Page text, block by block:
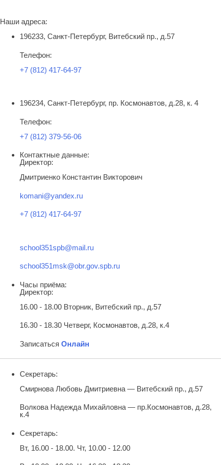
Наши адреса:
196233, Санкт-Петербург, Витебский пр., д.57
Телефон:
+7 (812) 417-64-97
196234, Санкт-Петербург, пр. Космонавтов, д.28, к. 4
Телефон:
+7 (812) 379-56-06
Контактные данные:
Директор:
Дмитриенко Константин Викторович
komani@yandex.ru
+7 (812) 417-64-97
school351spb@mail.ru
school351msk@obr.gov.spb.ru
Часы приёма:
Директор:
16.00 - 18.00 Вторник, Витебский пр., д.57
16.30 - 18.30 Четверг, Космонавтов, д.28, к.4
Записаться Онлайн
Секретарь:
Смирнова Любовь Дмитриевна — Витебский пр., д.57
Волкова Надежда Михайловна — пр.Космонавтов, д.28,
к.4
Секретарь:
Вт, 16.00 - 18.00. Чт, 10.00 - 12.00